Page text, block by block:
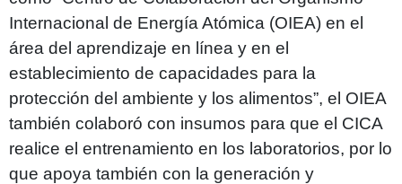
Internacional de Energía Atómica (OIEA) en el
área del aprendizaje en línea y en el
establecimiento de capacidades para la
protección del ambiente y los alimentos”, el OIEA
también colaboró con insumos para que el CICA
realice el entrenamiento en los laboratorios, por lo
que apoya también con la generación y